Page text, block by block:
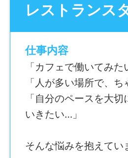
レストランス
仕事内容
「カフェで働いてみ
「人が多い場所で、
「自分のペースを大
いきたい…」
そんな悩みを抱えてい